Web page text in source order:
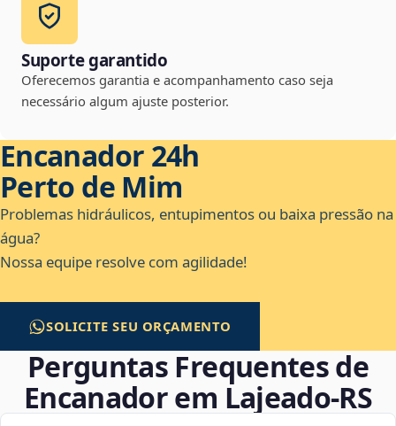
Suporte garantido
Oferecemos garantia e acompanhamento caso seja
necessário algum ajuste posterior.
Encanador 24h
Perto de Mim
Problemas hidráulicos, entupimentos ou baixa pressão na
água?
Nossa equipe resolve com agilidade!
SOLICITE SEU ORÇAMENTO
Perguntas Frequentes de
Encanador em Lajeado‑RS